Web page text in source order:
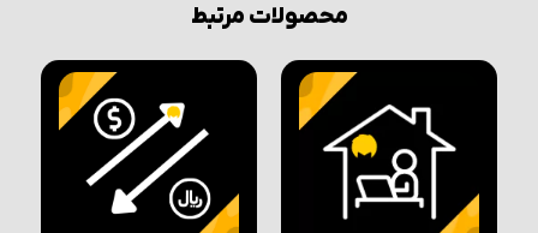
محصولات مرتبط